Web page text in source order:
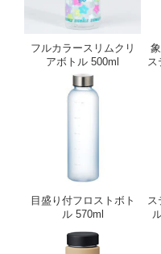
フルカラースリムクリ
アボトル 500ml
ス
目盛り付フロストボト
ル 570ml
目
ス